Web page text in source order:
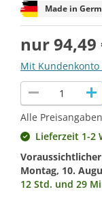
Made in
nur 94,49
Mit Kundenkonto
remove add
Alle
Lieferzeit 1-2
Montag, 10.
12 Std. und 29